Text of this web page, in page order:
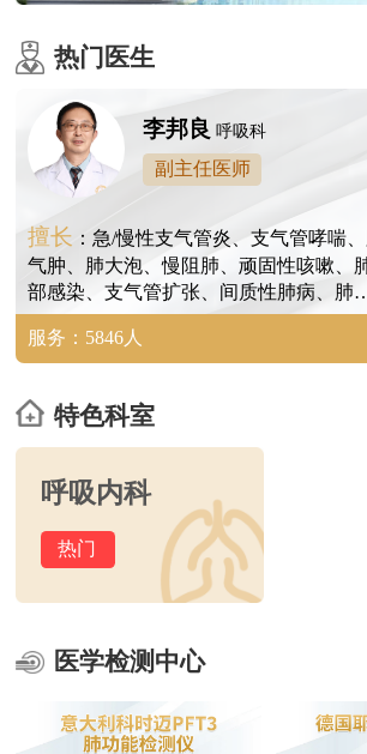
热门医生
李邦良 呼吸科
副主任医师
擅长 ：急/慢性支气管炎、支气管哮喘
气肿、肺大泡、慢阻肺、顽固性咳嗽、
部感染、支气管扩张、间质性肺病、肺
质纤维化、尘肺、矽肺、肺结节等。
服务：5846人
特色科室
呼吸内科
热门
医学检测中心